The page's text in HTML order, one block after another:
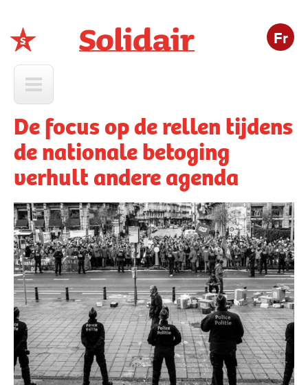
Fr
De focus op de rellen tijdens
de nationale betoging
verhult andere agenda